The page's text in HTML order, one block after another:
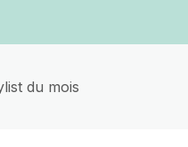
du mois